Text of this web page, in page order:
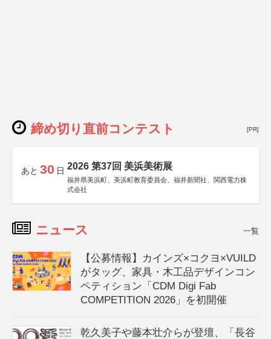
締め切り直前コンテスト [PR]
あと 30 日 2026 第37回 美浜美術展
福井県美浜町、美浜町教育委員会、福井新聞社、関西電力株
式会社
ニュース 一覧
【公募情報】カインズ×コクヨ×VUILD
がタッグ、家具・木工品デザインコン
ペティション「CDM Digi Fab
COMPETITION 2026」を初開催
乾久美子や藤本壮介らが登壇、「長谷